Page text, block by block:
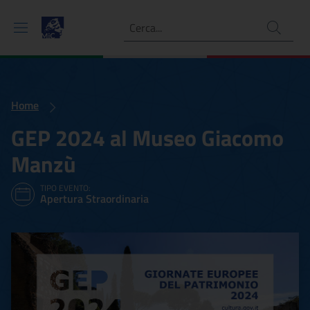
Ricerca
Home
GEP 2024 al Museo Giacomo
Manzù
TIPO EVENTO:
Apertura Straordinaria
GEP 2024 al Museo